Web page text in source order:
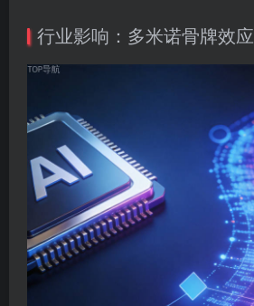
行业影响：多米诺骨牌效应